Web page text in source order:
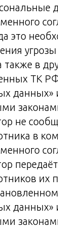
это
также в
ТК
не
в
их